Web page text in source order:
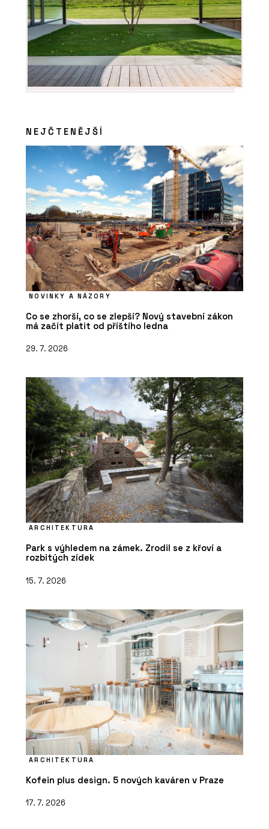
NEJČTENĚJŠÍ
NOVINKY A NÁZORY
Co se zhorší, co se zlepší? Nový stavební zákon
má začít platit od příštího ledna
29. 7. 2026
ARCHITEKTURA
Park s výhledem na zámek. Zrodil se z křoví a
rozbitých zídek
15. 7. 2026
ARCHITEKTURA
Kofein plus design. 5 nových kaváren v Praze
17. 7. 2026